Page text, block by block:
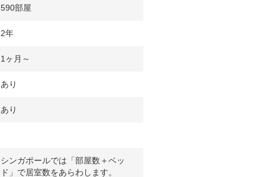
590部屋
2年
1ヶ月～
あり
あり
シンガポールでは「部屋数＋ベッ
ド」で居室数をあらわします。